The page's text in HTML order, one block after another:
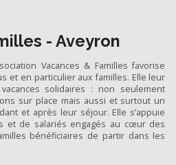
- Aveyron
Vacances & Familles favorise
et en particulier aux familles. Elle leur
solidaires : non seulement
sur place mais aussi et surtout un
et après leur séjour. Elle s’appuie
et de salariés engagés au cœur des
bénéficiaires de partir dans les